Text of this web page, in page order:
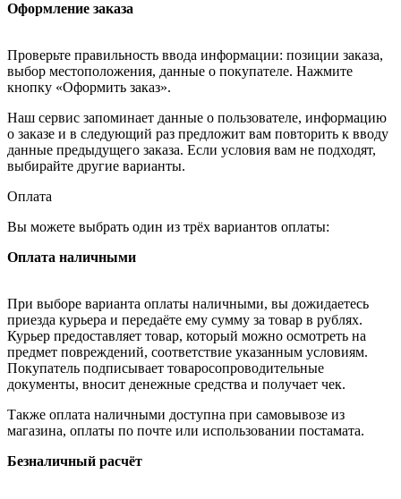
Оформление заказа
Проверьте правильность ввода информации: позиции заказа,
выбор местоположения, данные о покупателе. Нажмите
кнопку «Оформить заказ».
Наш сервис запоминает данные о пользователе, информацию
о заказе и в следующий раз предложит вам повторить к вводу
данные предыдущего заказа. Если условия вам не подходят,
выбирайте другие варианты.
Оплата
Вы можете выбрать один из трёх вариантов оплаты:
Оплата наличными
При выборе варианта оплаты наличными, вы дожидаетесь
приезда курьера и передаёте ему сумму за товар в рублях.
Курьер предоставляет товар, который можно осмотреть на
предмет повреждений, соответствие указанным условиям.
Покупатель подписывает товаросопроводительные
документы, вносит денежные средства и получает чек.
Также оплата наличными доступна при самовывозе из
магазина, оплаты по почте или использовании постамата.
Безналичный расчёт